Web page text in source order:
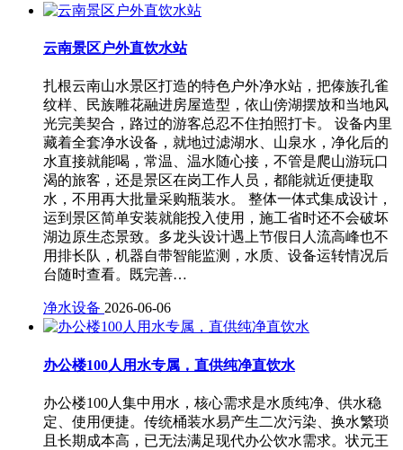
云南景区户外直饮水站
扎根云南山水景区打造的特色户外净水站，把傣族孔雀
纹样、民族雕花融进房屋造型，依山傍湖摆放和当地风
光完美契合，路过的游客总忍不住拍照打卡。 设备内里
藏着全套净水设备，就地过滤湖水、山泉水，净化后的
水直接就能喝，常温、温水随心接，不管是爬山游玩口
渴的旅客，还是景区在岗工作人员，都能就近便捷取
水，不用再大批量采购瓶装水。 整体一体式集成设计，
运到景区简单安装就能投入使用，施工省时还不会破坏
湖边原生态景致。多龙头设计遇上节假日人流高峰也不
用排长队，机器自带智能监测，水质、设备运转情况后
台随时查看。既完善…
净水设备 2026-06-06
办公楼100人用水专属，直供纯净直饮水
办公楼100人集中用水，核心需求是水质纯净、供水稳
定、使用便捷。传统桶装水易产生二次污染、换水繁琐
且长期成本高，已无法满足现代办公饮水需求。状元王